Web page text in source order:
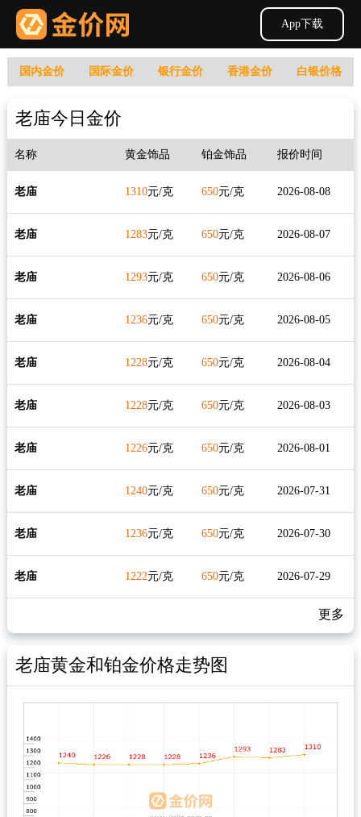
App下载
国内金价 国际金价 银行金价 香港金价 白银价格
老庙今日金价
名称 黄金饰品 铂金饰品 报价时间
老庙 1310元/克 650元/克 2026-08-08
老庙 1283元/克 650元/克 2026-08-07
老庙 1293元/克 650元/克 2026-08-06
老庙 1236元/克 650元/克 2026-08-05
老庙 1228元/克 650元/克 2026-08-04
老庙 1228元/克 650元/克 2026-08-03
老庙 1226元/克 650元/克 2026-08-01
老庙 1240元/克 650元/克 2026-07-31
老庙 1236元/克 650元/克 2026-07-30
老庙 1222元/克 650元/克 2026-07-29
更多
老庙黄金和铂金价格走势图